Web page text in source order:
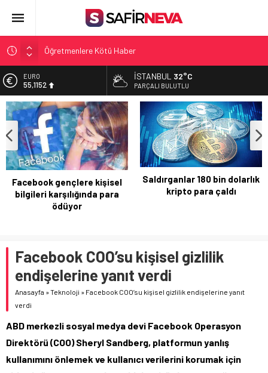
Öğretmenlere Kötü Haber
FETÖ’nün kritik ismi tutuklandı
Son dakika… İstanbul’da trafik felç
Yunanistan Başbakanı Çipras Türkiye’ye gelecek
Açlık Sınırı Açıklandı
ALTIN
6.529,72
BİST
13.703,13
DOLAR
47,5844
EURO
İSTANBUL 32°C
PARÇALI BULUTLU
Saldırganlar 180 bin dolarlık
kripto para çaldı
Yeni nesil mobil haberleşme
sistemleri BTK’de görücüye
Facebook COO’su kişisel gizlilik
endişelerine yanıt verdi
Anasayfa »Teknoloji » Facebook COO’su kişisel gizlilik endişelerine yanıt
verdi
ABD merkezli sosyal medya devi Facebook Operasyon
Direktörü (COO) Sheryl Sandberg, platformun yanlış
kullanımını önlemek ve kullanıcı verilerini korumak için